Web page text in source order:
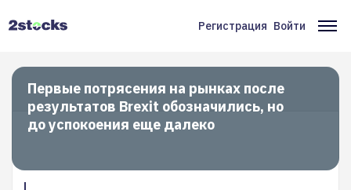
Меню
учётной
записи
пользователя
Регистрация Войти
Первые потрясения на рынках после
результатов Brexit обозначились, но
до успокоения еще далеко